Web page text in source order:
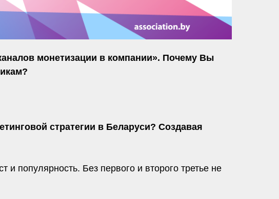
монетизации в компании». Почему Вы
стратегии в Беларуси? Создавая
популярность. Без первого и второго третье не